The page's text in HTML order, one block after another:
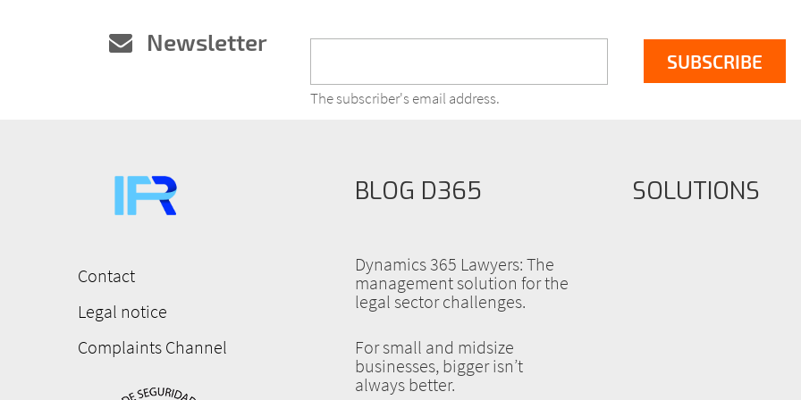
Newsletter
The subscriber's email address.
Menú
pie
de
Contact
Legal notice
Complaints Channel
BLOG D365
Dynamics 365 Lawyers: The
management solution for the
legal sector challenges.
For small and midsize
businesses, bigger isn’t
always better.
SOLUTIONS